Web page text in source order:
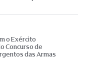
o Exército
Concurso de
das Armas